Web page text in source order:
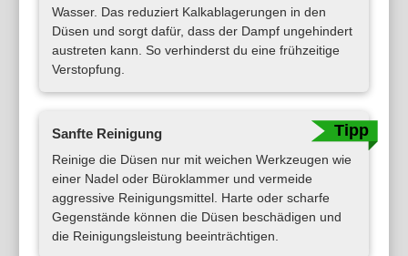
Wasser. Das reduziert Kalkablagerungen in den
Düsen und sorgt dafür, dass der Dampf ungehindert
austreten kann. So verhinderst du eine frühzeitige
Verstopfung.
Sanfte Reinigung
Reinige die Düsen nur mit weichen Werkzeugen wie
einer Nadel oder Büroklammer und vermeide
aggressive Reinigungsmittel. Harte oder scharfe
Gegenstände können die Düsen beschädigen und
die Reinigungsleistung beeinträchtigen.